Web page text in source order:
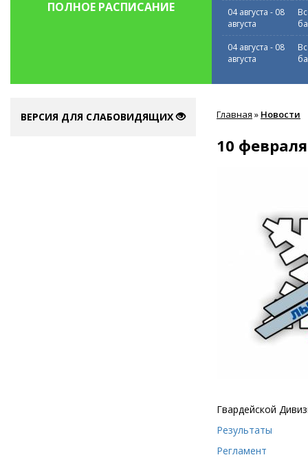
ПОЛНОЕ РАСПИСАНИЕ
04 августа - 08
августа
04 августа - 08
августа
ВЕРСИЯ ДЛЯ СЛАБОВИДЯЩИХ здесь
Главная » Новости
10
Гвардейской
Результаты
Регламент